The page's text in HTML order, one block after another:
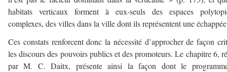
habitats verticaux forment à eux-seuls des espaces
complexes, des villes dans la ville dont ils représentent une
Ces constats renforcent donc la nécessité d’approcher de façon
les discours des pouvoirs publics et des promoteurs. Le chapitre 6,
par M. C. Daitx, présente ainsi la façon dont le